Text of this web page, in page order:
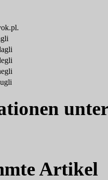
Artikel